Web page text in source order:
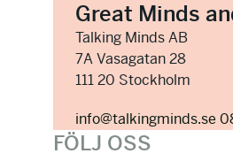
Great Minds
Talking Minds AB
7A Vasagatan 28
111 20 Stockholm
info@talkingminds.se
FÖLJ OSS